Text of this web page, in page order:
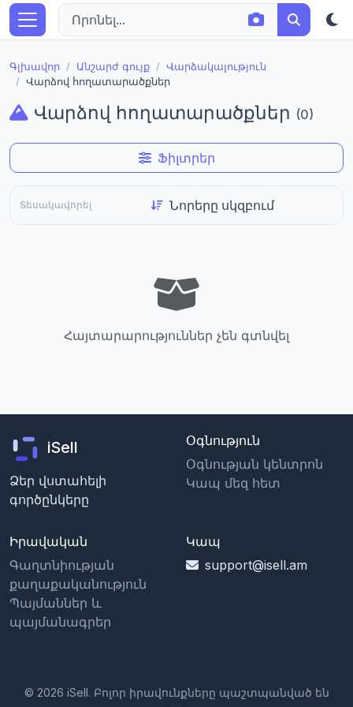
Գլխավոր Անշարժ գույք
Վարձակալություն
Վարձով հողատարածքներ
Վարձով հողատարածքներ (0)
Ֆիլտրեր
Տեսակավորել
Հայտարարություններ չեն գտնվել
iSell
Ձեր վստահելի
գործընկերը
Օգնություն
Օգնության կենտրոն
Կապ մեզ հետ
Իրավական
Գաղտնիության
քաղաքականություն
Պայմաններ և
պայմանագրեր
Կապ
support@isell.am
© 2026 iSell. Բոլոր իրավունքները պաշտպանված են